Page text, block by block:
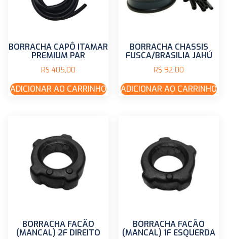
BORRACHA CAPÔ ITAMAR
PREMIUM PAR
R$ 405,00
ADICIONAR AO CARRINHO
BORRACHA CHASSIS
FUSCA/BRASILIA JAHÚ
R$ 92,00
ADICIONAR AO CARRINHO
BORRACHA FACÃO
(MANCAL) 2F DIREITO
BORRACHA FACÃO
(MANCAL) 1F ESQUERDA